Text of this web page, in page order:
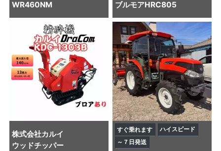
WR460NM
ブルモアHRC805
株式会社カルイ
ウッドチッパー
すぐ乗れます
ハイスピード
～７日発送